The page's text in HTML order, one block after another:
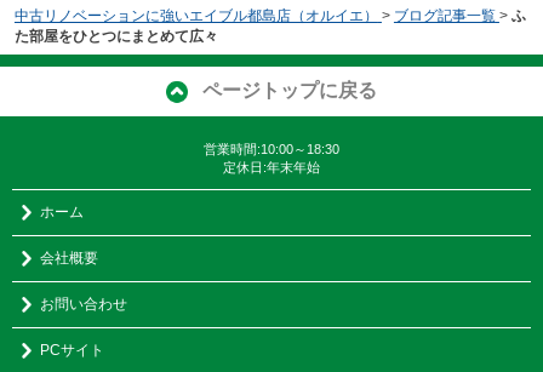
中古リノベーションに強いエイブル都島店（オルイエ） > ブログ記事一覧 > ふ
た部屋をひとつにまとめて広々
ページトップに戻る
営業時間:10:00～18:30
定休日:年末年始
ホーム
会社概要
お問い合わせ
PCサイト